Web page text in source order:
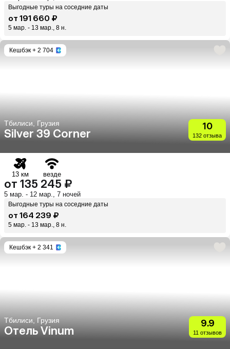
Выгодные туры на соседние даты
от 191 660 ₽
5 мар. - 13 мар., 8 н.
Кешбэк + 2 704
Тбилиси, Грузия
Silver 39 Corner
10
132 отзыва
13 км везде
от 135 245 ₽
5 мар. - 12 мар., 7 ночей
Выгодные туры на соседние даты
от 164 239 ₽
5 мар. - 13 мар., 8 н.
Кешбэк + 2 341
Тбилиси, Грузия
Отель Vinum
9.9
11 отзывов